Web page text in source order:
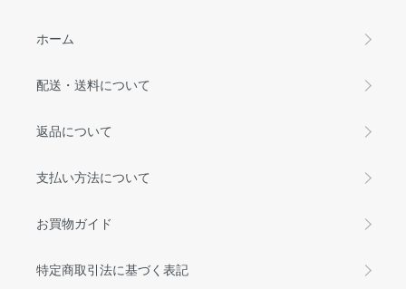
ホーム
配送・送料について
返品について
支払い方法について
お買物ガイド
特定商取引法に基づく表記